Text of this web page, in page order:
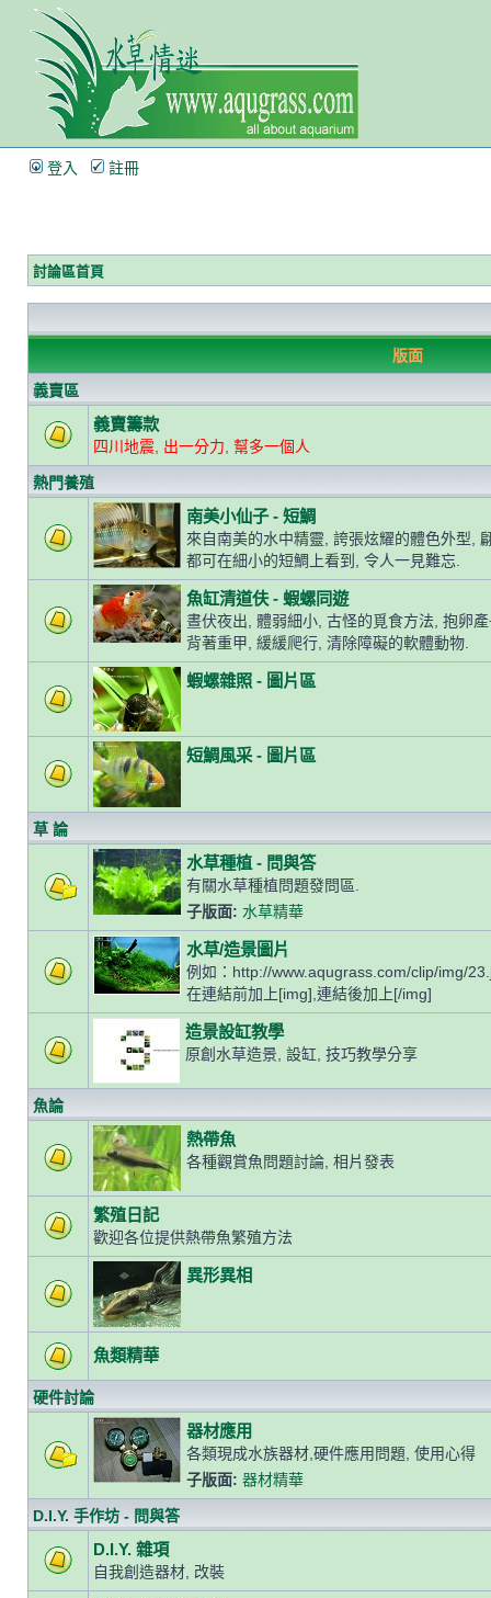
登入 註冊
討論區首頁
版面
義賣區
義賣籌款
四川地震, 出一分力, 幫多一個人
熱門養殖
南美小仙子 - 短鯛
來自南美的水中精靈, 誇張炫耀的體色外型,
都可在細小的短鯛上看到, 令人一見難忘.
魚缸清道伕 - 蝦螺同遊
晝伏夜出, 體弱細小, 古怪的覓食方法, 抱卵
背著重甲, 緩緩爬行, 清除障礙的軟體動物.
蝦螺雜照 - 圖片區
短鯛風采 - 圖片區
草 論
水草種植 - 問與答
有關水草種植問題發問區.
子版面: 水草精華
水草/造景圖片
例如：http://www.aqugrass.com/clip/img/
在連結前加上[img],連結後加上[/img]
造景設缸教學
原創水草造景, 設缸, 技巧教學分享
魚論
熱帶魚
各種觀賞魚問題討論, 相片發表
繁殖日記
歡迎各位提供熱帶魚繁殖方法
異形異相
魚類精華
硬件討論
器材應用
各類現成水族器材,硬件應用問題, 使用心得
子版面: 器材精華
D.I.Y. 手作坊 - 問與答
D.I.Y. 雜項
自我創造器材, 改裝